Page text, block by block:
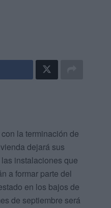
la terminación de
dejará sus
instalaciones que
a formar parte del
en los bajos de
de septiembre será